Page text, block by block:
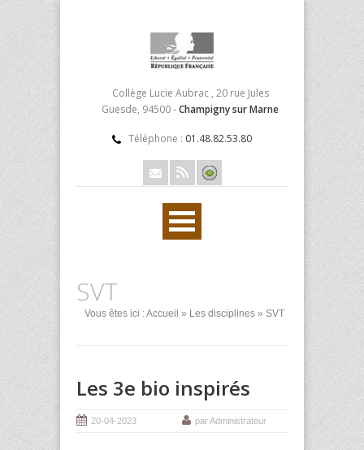
Collège Lucie Aubrac , 20 rue Jules
Guesde, 94500 -Champigny sur Marne
Téléphone : 01.48.82.53.80
SVT
Vous êtes ici :Accueil » Les disciplines » SVT
Les 3e bio inspirés
20-04-2023 par Administrateur